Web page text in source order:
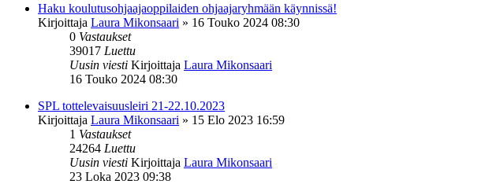
Haku koulutusohjaajaoppilaiden ohjaajaryhmään käynnissä!
Kirjoittaja Laura Mikonsaari » 16 Touko 2024 08:30
0 Vastaukset
39017 Luettu
Uusin viesti Kirjoittaja Laura Mikonsaari
16 Touko 2024 08:30
SPL tottelevaisuusleiri 21-22.10.2023
Kirjoittaja Laura Mikonsaari » 15 Elo 2023 16:59
1 Vastaukset
24264 Luettu
Uusin viesti Kirjoittaja Laura Mikonsaari
23 Loka 2023 09:38